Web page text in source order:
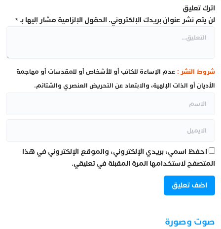
اترك تعليق
لن يتم نشر عنوان بريدك الإلكتروني. الحقول الإلزامية مشار إليها بـ*
شروط النشر : عدم الإساءة للكاتب أو للأشخاص أو للمقدسات أو مهاجمة
الأديان أو الذات الإلهية، والابتعاد عن التحريض العنصري والشتائم.
احفظ اسمي، بريدي الإلكتروني، والموقع الإلكتروني في هذا
المتصفح لاستخدامها المرة المقبلة في تعليقي.
صوت وصورة